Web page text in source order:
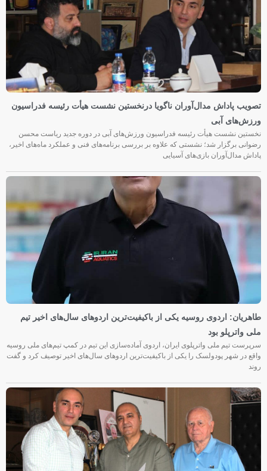
تصویب پاداش مدال‌آوران ناگویا درنخستین نشست هیأت رئیسه فدراسیون
ورزش‌های آبی
نخستین نشست هیأت رئیسه فدراسیون ورزش‌های آبی در دوره جدید ریاست محسن
رضوانی برگزار شد؛ نشستی که علاوه بر بررسی برنامه‌های فنی و عملکرد ماه‌های اخیر،
پاداش مدال‌آوران بازی‌های آسیایی
طاهریان: اردوی روسیه یکی از باکیفیت‌ترین اردوهای سال‌های اخیر تیم
ملی واترپلو بود
سرپرست تیم ملی واترپلوی ایران، اردوی آماده‌سازی این تیم در کمپ تیم‌های ملی روسیه
واقع در شهر پودولسک را یکی از باکیفیت‌ترین اردوهای سال‌های اخیر توصیف کرد و گفت
روند